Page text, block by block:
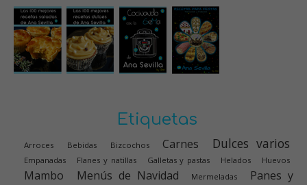
Etiquetas
Arroces Bebidas Bizcochos Carnes Dulces varios
Empanadas Flanes y natillas Galletas y pastas Helados Huevos
Mambo Menús de Navidad Mermeladas
Panes y